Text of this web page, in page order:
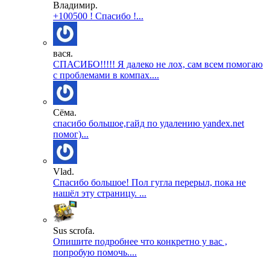
Владимир.
+100500 ! Спасибо !...
вася.
СПАСИБО!!!!! Я далеко не лох, сам всем помогаю
с проблемами в компах....
Сёма.
спасибо большое,гайд по удалению yandex.net
помог)...
Vlad.
Спасибо большое! Пол гугла перерыл, пока не
нашёл эту страницу. ...
Sus scrofa.
Опишите подробнее что конкретно у вас ,
попробую помочь....